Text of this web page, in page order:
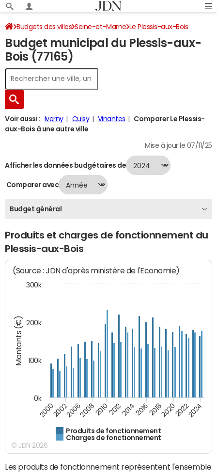
Budgets des villes Seine-et-Marne Le Plessis-aux-Bois
Budget 2024
Budget municipal du Plessis-aux-
Bois (77165)
Voir aussi : Iverny Cuisy Vinantes
Comparer Le Plessis-
aux-Bois à une autre ville
Mise à jour le 07/11/25
Afficher les données budgétaires de
Comparer avec
Budget général
Produits et charges de fonctionnement du
Plessis-aux-Bois
Montants (€)
(Source : JDN d'après ministère de l'Economie)
Produits de fonctionnement
Charges de fonctionnement
200020022006200820102012201420162018202020222024
0k
100k
200k
300k
© JDN 2026
Les produits de fonctionnement représentent l'ensemble